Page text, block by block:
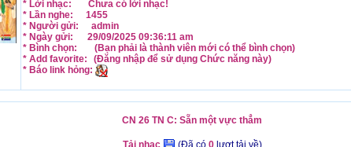
* Lời nhạc:
Chưa có lời nhạc!
* Lần nghe:
1455
* Người gửi:
admin
* Ngày gửi:
29/09/2025 09:36:11 am
* Bình chọn:
(Bạn phải là thành viên mới có thể bình chọn)
* Add favorite:
(Đăng nhập để sử dụng Chức năngnày)
* Báo link hỏng:
CN 26 TN C: Sẵn một vực thẳm
Tải nhạc (Đã có 0lượt tải về)